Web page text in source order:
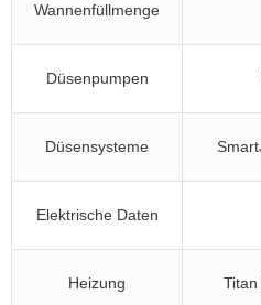
Wannenfüllmenge
Düsenpumpen
Düsensysteme
Elektrische Daten
Heizung